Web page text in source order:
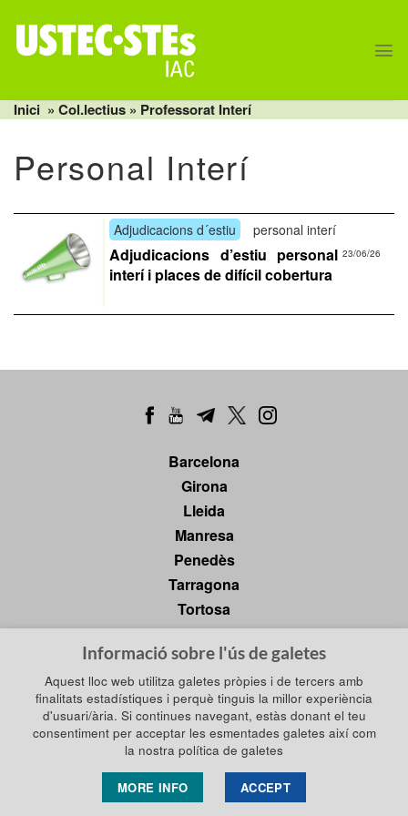
content
Inici » Col.lectius » Professorat Interí
Personal Interí
Adjudicacions d´estiu personal interí
23/06/26
Adjudicacions d’estiu personal
interí i places de difícil cobertura
Barcelona
Girona
Lleida
Manresa
Penedès
Tarragona
Tortosa
Política de galetes
Política de xarxes socials
Avís legal
Informació sobre l'ús de galetes
Aquest lloc web utilitza galetes pròpies i de tercers amb
finalitats estadístiques i perquè tinguis la millor experiència
d'usuari/ària. Si continues navegant, estàs donant el teu
consentiment per acceptar les esmentades galetes així com
la nostra política de galetes
MORE INFO ACCEPT